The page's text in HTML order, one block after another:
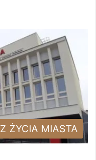
Z ŻYCIA MIASTA